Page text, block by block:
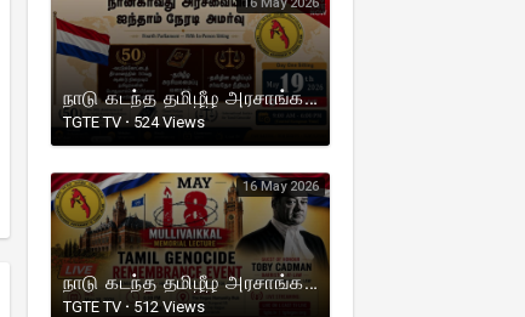
நாடு கடந்த தமிழீழ அரசாங்கத்தின் நான்காவது அரசவையின் ஐந்தாம் நேரடி அமர்வு. 2026 நாள் 1 நேரலை.
TGTE TV · 524 Views
16 May 2026
நாடு கடந்த தமிழீழ அரசாங்கம் நடாத்தும் முள்ளிவாய்க்கால் நினைவுப் பேருரை 2026 (Netherlands) நேரலை.
TGTE TV · 512 Views